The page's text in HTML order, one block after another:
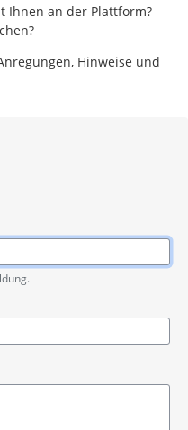
Ihnen an der Plattform?
Hinweise und